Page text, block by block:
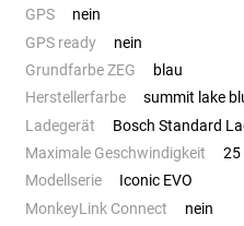
GPS
nein
GPS ready
nein
Grundfarbe ZEG
blau
Herstellerfarbe
summit lake
Ladegerät
Bosch Standard
Maximale Geschwindigkeit
25
Modellserie
Iconic EVO
MonkeyLink Connect
nein